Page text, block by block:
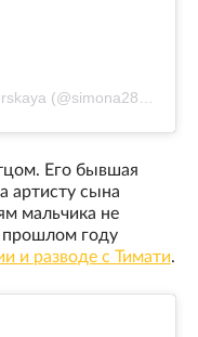
Его бывшая
артисту сына
мальчика не
прошлом году
и разводе с Тимати.